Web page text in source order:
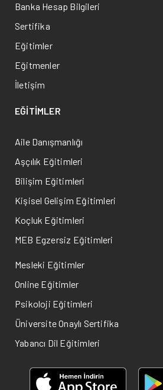
Banka Hesap Bilgileri
Sertifika
Eğitimler
Eğitmenler
İletişim
EĞİTİMLER
Aile Danışmanlığı
Aşçılık Eğitimleri
Bilişim Eğitimleri
Kişisel Gelişim Eğitimleri
Koçluk Eğitimleri
MEB Egzersiz Eğitimleri
Mesleki Eğitimler
Online Eğitimler
Psikoloji Eğitimleri
Üniversite Onaylı Sertifika
Yabancı Dil Eğitimleri